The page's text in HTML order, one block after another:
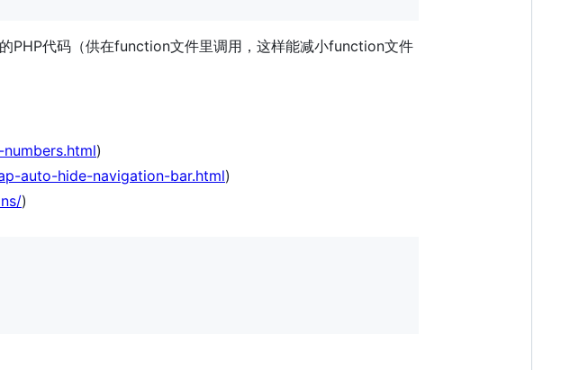
PHP代码（供在function文件里调用，这样能减小function文件
)
auto-hide-navigation-bar.html)
)